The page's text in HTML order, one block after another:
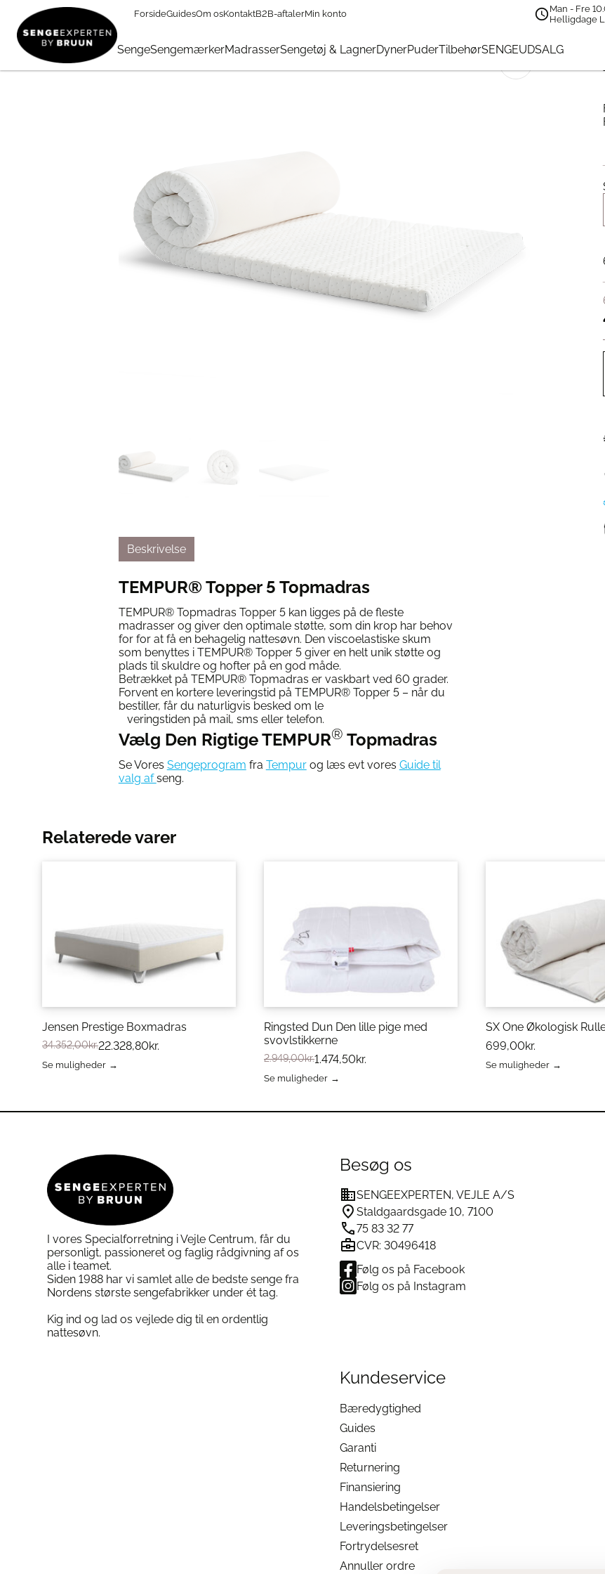
ForsideGuidesOm osKontaktB2B-aftalerMin konto
Man - Fre
Helligdage
SengeSengemærkerMadrasserSengetøj & LagnerDynerPuderTilbehørSENGEUDSALG
FØDSELSDAG → Topmadrasser & Madrasser I Tilbud → TEMPUR® Topper 5 Topmadras
🔍
Beskrivelse
TEMPUR® Topper 5 Topmadras
TEMPUR® Topmadras Topper 5 kan ligges på de fleste
madrasser og giver den optimale støtte, som din krop har behov
for for at få en behagelig nattesøvn. Den viscoelastiske skum
som benyttes i TEMPUR® Topper 5 giver en helt unik støtte og
plads til skuldre og hofter på en god måde.
Betrækket på TEMPUR® Topmadras er vaskbart ved 60 grader.
Forvent en kortere leveringstid på TEMPUR® Topper 5 – når du
bestiller, får du naturligvis besked om le
veringstiden på mail, sms eller telefon.
Vælg Den Rigtige TEMPUR® Topmadras
Se Vores Sengeprogram fra Tempurog læs evt vores Guide til
valg afseng.
Relaterede varer
Jensen Prestige Boxmadras
34.352,00kr.22.328,80kr.
Se muligheder
flere
vælges
på
varesiden
Ringsted Dun Den lille pige med
svovlstikkerne
2.949,00kr.1.474,50kr.
Se muligheder
har
SX One Økologisk
699,00kr.
Se muligheder
flere
varesiden
I vores Specialforretning i Vejle Centrum, får du
personligt, passioneret og faglig rådgivning af os
alle i teamet.
Siden 1988 har vi samlet alle de bedste senge fra
Nordens største sengefabrikker under ét tag.
Kig ind og lad os vejlede dig til en ordentlig
nattesøvn.
Besøg os
SENGEEXPERTEN, VEJLE A/S
Staldgaardsgade 10, 7100
75 83 32 77
CVR: 30496418
Følg os på Facebook
Følg os på Instagram
Kundeservice
Bæredygtighed
Guides
Garanti
Returnering
Finansiering
Handelsbetingelser
Leveringsbetingelser
Fortrydelsesret
Annuller ordre